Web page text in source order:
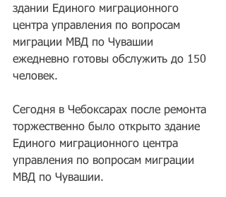
здании Единого миграционного
центра управления по вопросам
миграции МВД по Чувашии
ежедневно готовы обслужить до 150
человек.
Сегодня в Чебоксарах после ремонта
торжественно было открыто здание
Единого миграционного центра
управления по вопросам миграции
МВД по Чувашии.